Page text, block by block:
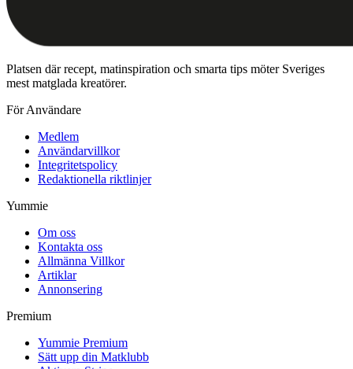
Platsen där recept, matinspiration och smarta tips möter Sveriges
mest matglada kreatörer.
För Användare
Medlem
Användarvillkor
Integritetspolicy
Redaktionella riktlinjer
Yummie
Om oss
Kontakta oss
Allmänna Villkor
Artiklar
Annonsering
Premium
Yummie Premium
Sätt upp din Matklubb